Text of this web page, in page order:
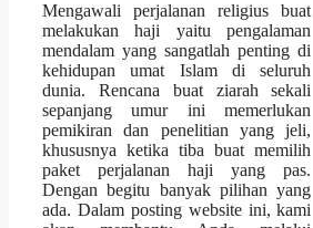
Mengawali perjalanan religius buat
melakukan haji yaitu pengalaman
mendalam yang sangatlah penting di
kehidupan umat Islam di seluruh
dunia. Rencana buat ziarah sekali
sepanjang umur ini memerlukan
pemikiran dan penelitian yang jeli,
khususnya ketika tiba buat memilih
paket perjalanan haji yang pas.
Dengan begitu banyak pilihan yang
ada. Dalam posting website ini, kami